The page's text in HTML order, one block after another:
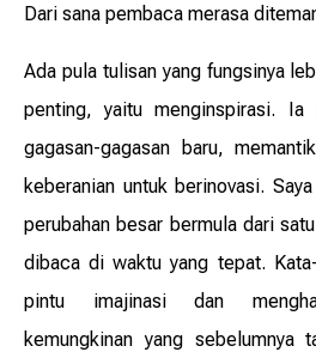
Dari sana pembaca merasa
Ada pula tulisan yang fungsinya
penting, yaitu menginspirasi. Ia
gagasan-gagasan baru,
keberanian untuk berinovasi.
perubahan besar bermula dari
dibaca di waktu yang tepat.
pintu imajinasi dan
kemungkinan yang sebelumnya